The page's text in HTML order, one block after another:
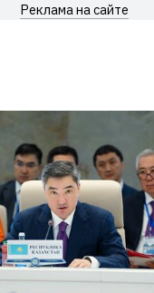
Реклама на сайте